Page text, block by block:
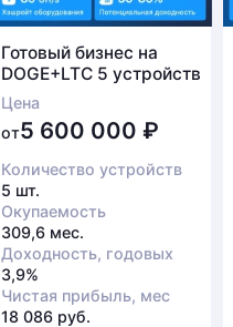
Готовый бизнес на
DOGE+LTC 5 устройств
Цена
от5 600 000₽
Количество устройств
5 шт.
Окупаемость
309,6 мес.
Доходность, годовых
3,9%
Чистая прибыль, мес
18 086 руб.